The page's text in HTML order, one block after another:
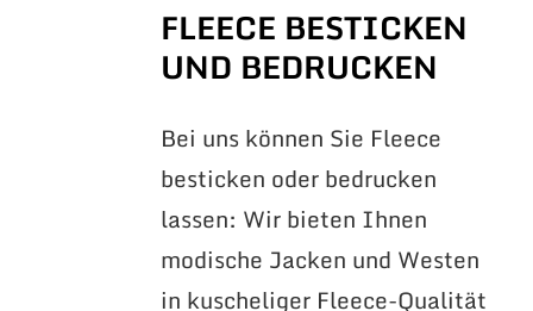
FLEECE BESTICKEN
UND BEDRUCKEN
Bei uns können Sie Fleece
besticken oder bedrucken
lassen: Wir bieten Ihnen
modische Jacken und Westen
in kuscheliger Fleece-Qualität